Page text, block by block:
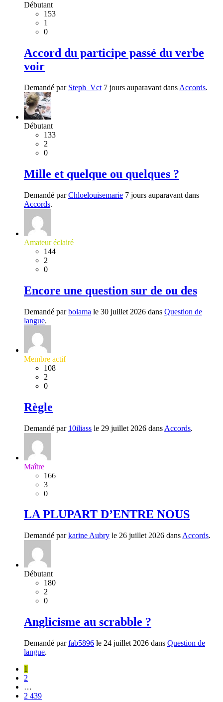
Débutant
153
1
0
Accord du participe passé du verbe
voir
Demandé par Steph_Vct 7 jours auparavant dans Accords.
Débutant
133
2
0
Mille et quelque ou quelques ?
Demandé parChloelouisemarie 7 jours auparavant dans
Accords.
Amateur éclairé
144
2
0
Encore une question sur de ou des
Demandé parbolama le 30 juillet 2026 dans Question de
langue.
Membre actif
108
2
0
Règle
Demandé par 10iliass le 29 juillet 2026 dans Accords.
Maître
166
3
0
LA PLUPART D’ENTRE NOUS
Demandé parkarine Aubry le 26 juillet 2026 dans Accords.
Débutant
180
2
0
Anglicisme au scrabble ?
Demandé parfab5896 le 24 juillet 2026 dans Question de
langue.
1
2
…
2 439